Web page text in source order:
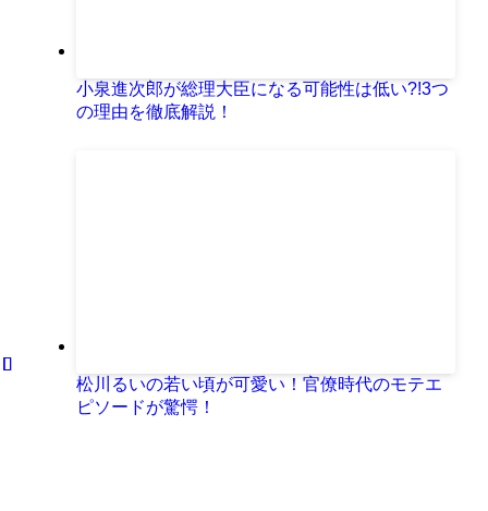
小泉進次郎が総理大臣になる可能性は低い?!3つ
の理由を徹底解説！
松川るいの若い頃が可愛い！官僚時代のモテエ
ピソードが驚愕！